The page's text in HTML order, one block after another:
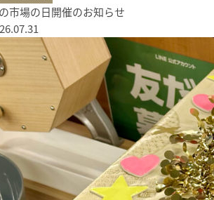
市場の日開催のお知らせ